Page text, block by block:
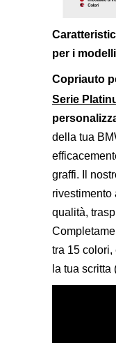
per i
Copriauto
Serie
della tua
graffi. Il
rivestimento
qualità,
tra 15
la tua scritta